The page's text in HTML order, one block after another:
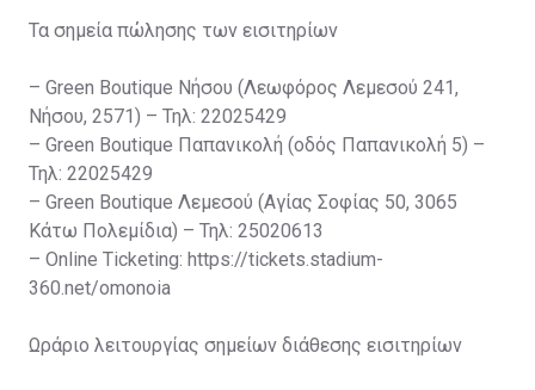
Τα σημεία πώλησης των εισιτηρίων
– Green Boutique Νήσου (Λεωφόρος Λεμεσού 241,
Νήσου, 2571) – Τηλ: 22025429
– Green Boutique Παπανικολή (οδός Παπανικολή 5) –
Τηλ: 22025429
– Green Boutique Λεμεσού (Αγίας Σοφίας 50, 3065
Κάτω Πολεμίδια) – Τηλ: 25020613
– Online Ticketing: https://tickets.stadium-
360.net/omonoia
Ωράριο λειτουργίας σημείων διάθεσης εισιτηρίων